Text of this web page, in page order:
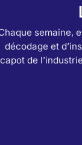
semaine,
décodage et
capot de